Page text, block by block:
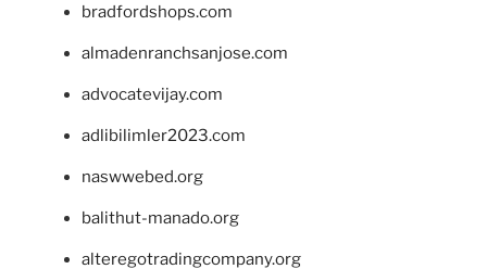
bradfordshops.com
almadenranchsanjose.com
advocatevijay.com
adlibilimler2023.com
naswwebed.org
balithut-manado.org
alteregotradingcompany.org